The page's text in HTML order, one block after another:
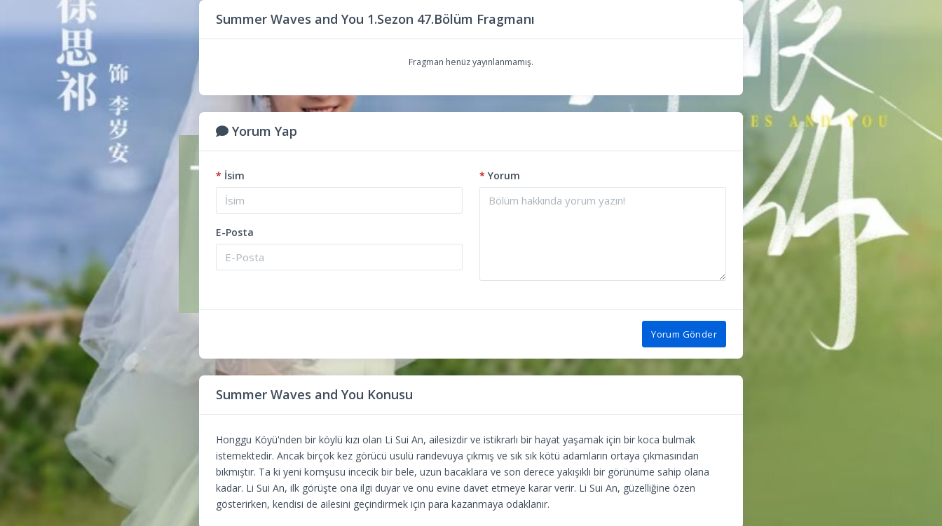
Summer Waves and You 1.Sezon 47.Bölüm Fragmanı
Fragman henüz yayınlanmamış.
Yorum Yap
* İsim
E-Posta
* Yorum
Yorum Gönder
Summer Waves and You Konusu
Honggu Köyü'nden bir köylü kızı olan Li Sui An, ailesizdir ve istikrarlı bir hayat yaşamak için bir koca bulmak
istemektedir. Ancak birçok kez görücü usulü randevuya çıkmış ve sık sık kötü adamların ortaya çıkmasından
bıkmıştır. Ta ki yeni komşusu incecik bir bele, uzun bacaklara ve son derece yakışıklı bir görünüme sahip olana
kadar. Li Sui An, ilk görüşte ona ilgi duyar ve onu evine davet etmeye karar verir. Li Sui An, güzelliğine özen
gösterirken, kendisi de ailesini geçindirmek için para kazanmaya odaklanır.